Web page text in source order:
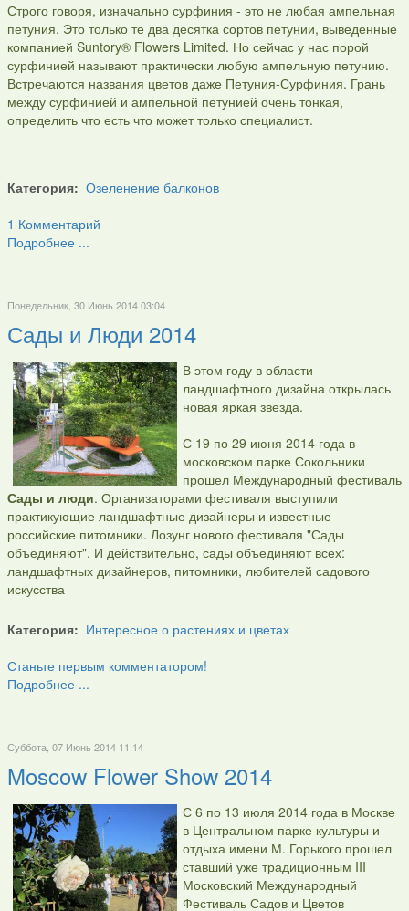
Строго говоря, изначально сурфиния - это не любая ампельная
петуния. Это только те два десятка сортов петунии, выведенные
компанией Suntory® Flowers Limited. Но сейчас у нас порой
сурфинией называют практически любую ампельную петунию.
Встречаются названия цветов даже Петуния-Сурфиния. Грань
между сурфинией и ампельной петунией очень тонкая,
определить что есть что может только специалист.
Категория: Озеленение балконов
1 Комментарий
Подробнее ...
Понедельник, 30 Июнь 2014 03:04
Сады и Люди 2014
В этом году в области
ландшафтного дизайна открылась
новая яркая звезда.
С 19 по 29 июня 2014 года в
московском парке Сокольники
прошел Международный фестиваль
Сады и люди. Организаторами фестиваля выступили
практикующие ландшафтные дизайнеры и известные
российские питомники. Лозунг нового фестиваля "Сады
объединяют". И действительно, сады объединяют всех:
ландшафтных дизайнеров, питомники, любителей садового
искусства
Категория: Интересное о растениях и цветах
Станьте первым комментатором!
Подробнее ...
Суббота, 07 Июнь 2014 11:14
Moscow Flower Show 2014
С 6 по 13 июля 2014 года в Москве
в Центральном парке культуры и
отдыха имени М. Горького прошел
ставший уже традиционным III
Московский Международный
Фестиваль Садов и Цветов